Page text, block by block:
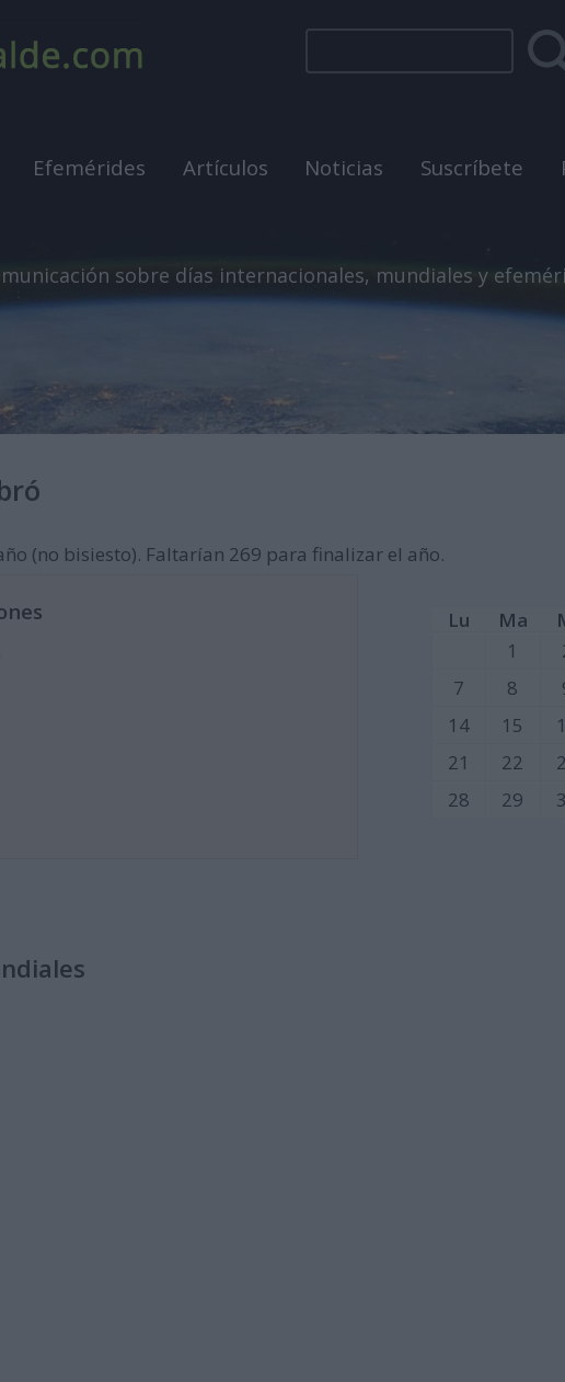
Efemérides Artículos Noticias Suscríbete
sobre días internacionales, mundiales y
(no bisiesto). Faltarían 269 para finalizar el año.
Lu Ma
1
7
8
14
15
21
22
28
29